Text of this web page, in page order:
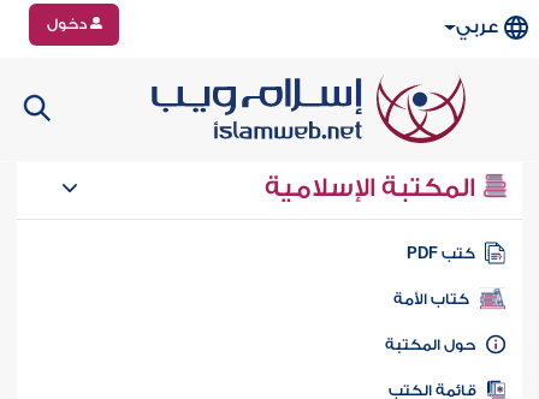
عربي دخول
المكتبة الإسلامية
كتب PDF
كتاب الأمة
المكتبة